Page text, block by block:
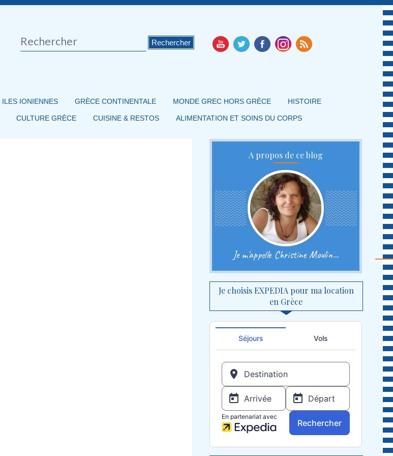
Rechercher
ILES IONIENNES GRÈCE CONTINENTALE MONDE GREC HORS GRÈCE HISTOIRE
CULTURE GRÈCE CUISINE & RESTOS ALIMENTATION ET SOINS DU CORPS
A propos de ce blog
Je m'appelle Christine Moulin...
Je choisis EXPEDIA pour ma location
en Grèce